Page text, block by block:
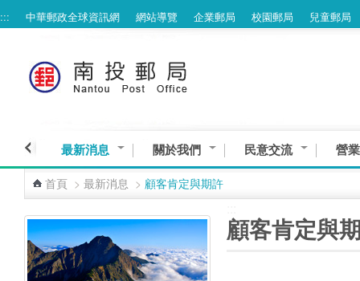
跳到主要內容區塊
::: 中華郵政全球資訊網 網站導覽 企業郵局 校園郵局 兒童郵局
最新消息 關於我們 民意交流 營
首頁 > 最新消息 > 顧客肯定與期許
顧客肯定與